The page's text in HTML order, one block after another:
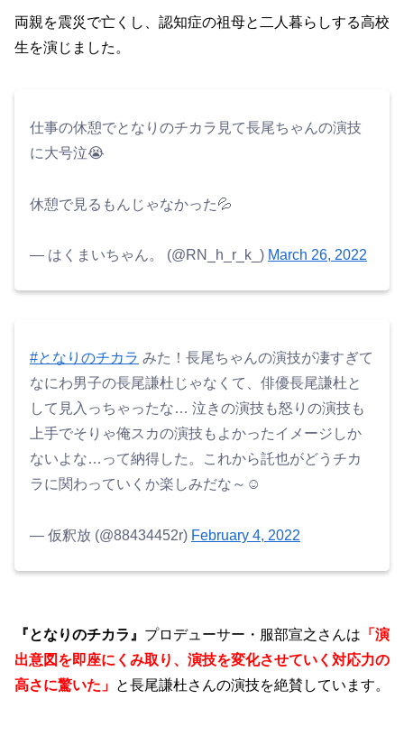
両親を震災で亡くし、認知症の祖母と二人暮らしする高校
生を演じました。
仕事の休憩でとなりのチカラ見て長尾ちゃんの演技
に大号泣😭
休憩で見るもんじゃなかった💦
— はくまいちゃん。 (@RN_h_r_k_) March 26, 2022
#となりのチカラ みた！長尾ちゃんの演技が凄すぎて
なにわ男子の長尾謙杜じゃなくて、俳優長尾謙杜と
して見入っちゃったな… 泣きの演技も怒りの演技も
上手でそりゃ俺スカの演技もよかったイメージしか
ないよな…って納得した。これから託也がどうチカ
ラに関わっていくか楽しみだな～☺️
— 仮釈放 (@88434452r) February 4, 2022
『となりのチカラ』 プロデューサー・服部宣之さんは 「演
出意図を即座にくみ取り、演技を変化させていく対応力の
高さに驚いた」 と長尾謙杜さんの演技を絶賛しています。